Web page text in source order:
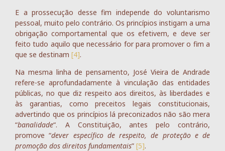
E a prossecução desse fim independe do voluntarismo
pessoal, muito pelo contrário. Os princípios instigam a uma
obrigação comportamental que os efetivem, e deve ser
feito tudo aquilo que necessário for para promover o fim a
que se destinam [4].
Na mesma linha de pensamento, José Vieira de Andrade
refere-se aprofundadamente à vinculação das entidades
públicas, no que diz respeito aos direitos, às liberdades e
às garantias, como preceitos legais constitucionais,
advertindo que os princípios lá preconizados não são mera
“banalidade“. A Constituição, antes pelo contrário,
promove “dever específico de respeito, de proteção e de
promoção dos direitos fundamentais” [5].